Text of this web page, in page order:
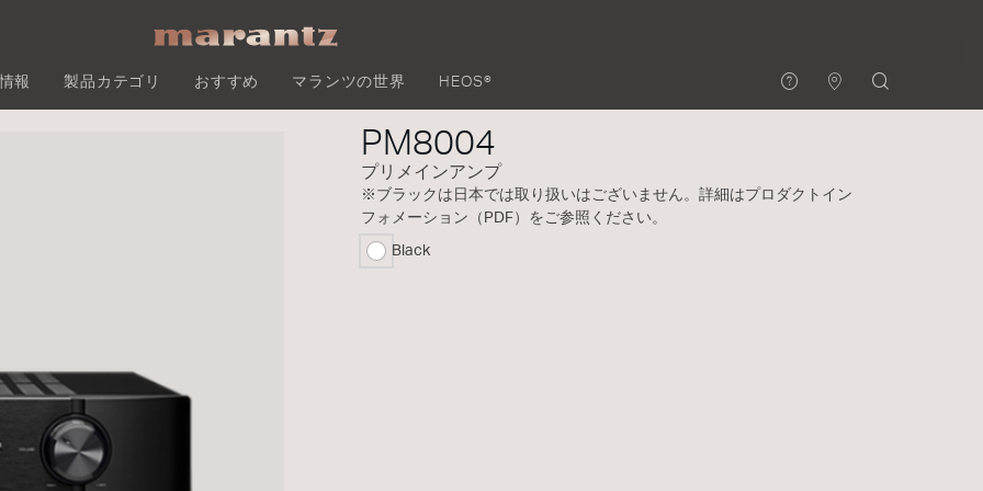
報 製品カテゴリ おすすめ マランツの世界 HEOS®
PM8004
プリメインアンプ
※ブラックは日本では取り扱いはございません。詳細はプロダクトイン
フォメーション（PDF）をご参照ください。
selected
Black